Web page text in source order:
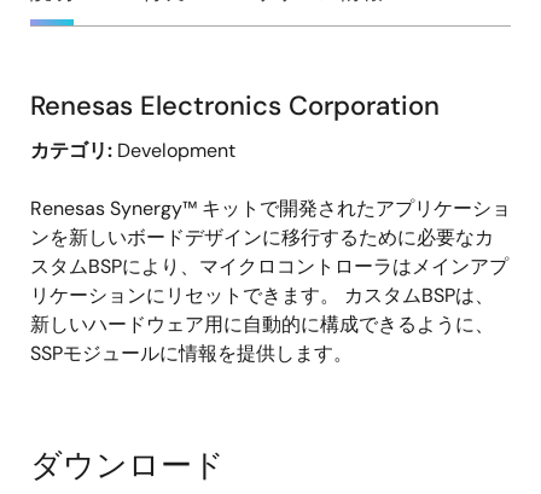
要
明
Renesas Electronics Corporation
カテゴリ: Development
Renesas Synergy™ キットで開発されたアプリケーショ
ンを新しいボードデザインに移行するために必要なカ
スタムBSPにより、マイクロコントローラはメインアプ
リケーションにリセットできます。 カスタムBSPは、
新しいハードウェア用に自動的に構成できるように、
SSPモジュールに情報を提供します。
ダウンロード